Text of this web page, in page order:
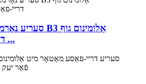
דריי-פאַסע ...